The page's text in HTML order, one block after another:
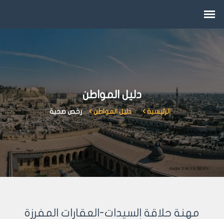
دليل المواطن
الرئيسية دليل المواطن رخص صحية
مهنة حلاقة السيدات-العقارات المفرزة